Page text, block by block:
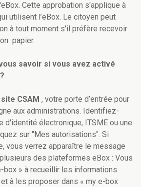
Cette approbation s'applique à
utilisent l’eBox. Le citoyen peut
à tout moment s'il préfère recevoir
papier.
savoir si vous avez activé
CSAM , votre porte d’entrée pour
aux administrations. Identifiez-
d'identité électronique, ITSME ou une
sur "Mes autorisations". Si
vous verrez apparaître le message
des plateformes eBox : Vous
box » à recueillir les informations
à les proposer dans « my e-box